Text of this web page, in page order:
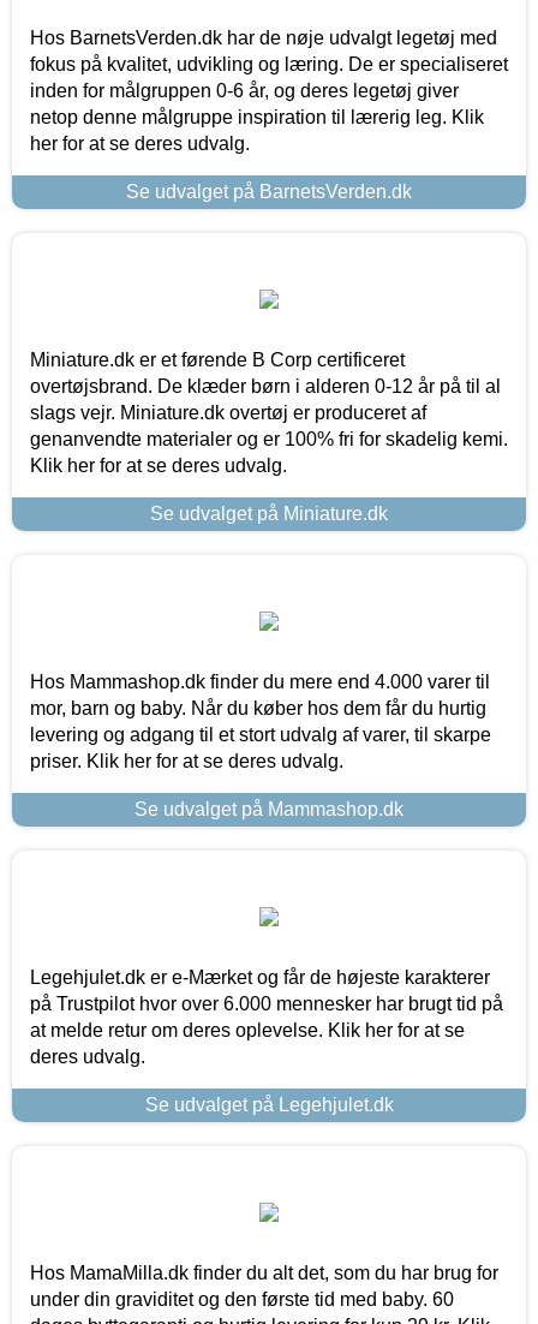
Hos BarnetsVerden.dk har de nøje udvalgt legetøj med
fokus på kvalitet, udvikling og læring. De er specialiseret
inden for målgruppen 0-6 år, og deres legetøj giver
netop denne målgruppe inspiration til lærerig leg. Klik
her for at se deres udvalg.
Se udvalget på BarnetsVerden.dk
Miniature.dk er et førende B Corp certificeret
overtøjsbrand. De klæder børn i alderen 0-12 år på til al
slags vejr. Miniature.dk overtøj er produceret af
genanvendte materialer og er 100% fri for skadelig kemi.
Klik her for at se deres udvalg.
Se udvalget på Miniature.dk
Hos Mammashop.dk finder du mere end 4.000 varer til
mor, barn og baby. Når du køber hos dem får du hurtig
levering og adgang til et stort udvalg af varer, til skarpe
priser. Klik her for at se deres udvalg.
Se udvalget på Mammashop.dk
Legehjulet.dk er e-Mærket og får de højeste karakterer
på Trustpilot hvor over 6.000 mennesker har brugt tid på
at melde retur om deres oplevelse. Klik her for at se
deres udvalg.
Se udvalget på Legehjulet.dk
Hos MamaMilla.dk finder du alt det, som du har brug for
under din graviditet og den første tid med baby. 60